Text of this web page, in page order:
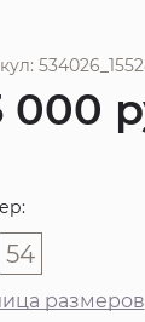
000
54
размеров